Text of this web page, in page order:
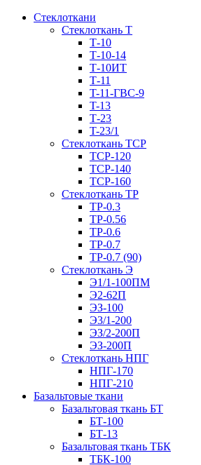
Стеклоткани
Стеклоткань Т
Т-10
Т-10-14
Т-10ИТ
Т-11
T-11-ГВС-9
T-13
Т-23
T-23/1
Стеклоткань ТСР
ТСР-120
ТСР-140
ТСР-160
Стеклоткань ТР
ТР-0.3
ТР-0.56
ТР-0.6
ТР-0.7
ТР-0.7 (90)
Стеклоткань Э
Э1/1-100ПМ
Э2-62П
ЭЗ-100
Э3/1-200
ЭЗ/2-200П
ЭЗ-200П
Стеклоткань НПГ
НПГ-170
НПГ-210
Базальтовые ткани
Базальтовая ткань БТ
БТ-100
БТ-13
Базальтовая ткань ТБК
ТБК-100